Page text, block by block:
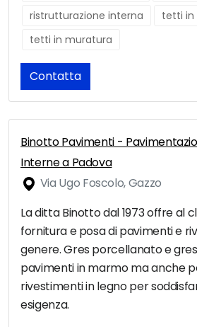
ristrutturazione interna
tetti in
tetti in muratura
Contatta
Binotto Pavimenti -
Interne a Padova
Via Ugo Foscolo, Gazzo
La ditta Binotto dal 1973 offre al
fornitura e posa di pavimenti e
genere. Gres porcellanato e
pavimenti in marmo ma anche
rivestimenti in legno per
esigenza.